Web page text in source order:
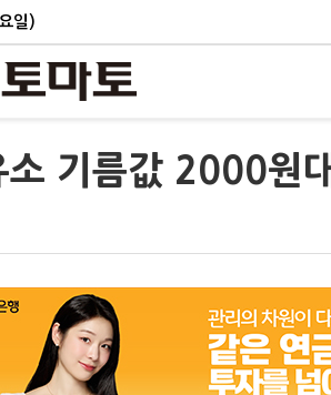
일)
소 기름값 2000원